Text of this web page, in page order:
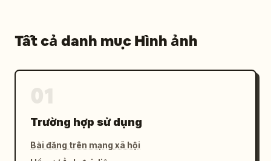
Tất cả danh mục Hình ảnh
Trường hợp sử dụng
Bài đăng trên mạng xã hội